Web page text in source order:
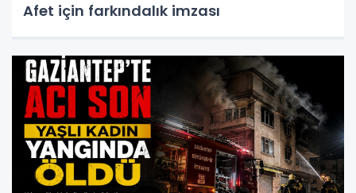
Afet için farkındalık imzası